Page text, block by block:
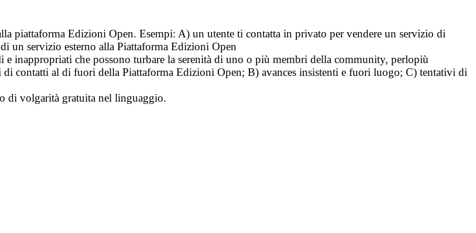
piattaforma Edizioni Open. Esempi: A) un utente ti contatta in privato per vendere un servizio di
servizio esterno alla Piattaforma Edizioni Open
e inappropriati che possono turbare la serenità di uno o più membri della community, perlopiù
contatti al di fuori della Piattaforma Edizioni Open; B) avances insistenti e fuori luogo; C) tentativi di
di volgarità gratuita nel linguaggio.